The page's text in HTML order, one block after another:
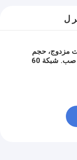
ل
مزدوج، حجم
50، حديد صب. شبكة 60